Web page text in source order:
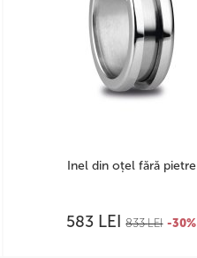
Inel din oțel fără pietre
583 LEI 833LEI -30%